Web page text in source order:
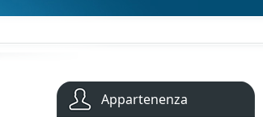
Appartenenza